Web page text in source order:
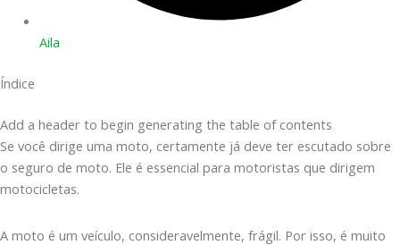
Aila
Índice
Add a header to begin generating the table of contents
Se você dirige uma moto, certamente já deve ter escutado sobre
o seguro de moto. Ele é essencial para motoristas que dirigem
motocicletas.
A moto é um veículo, consideravelmente, frágil. Por isso, é muito